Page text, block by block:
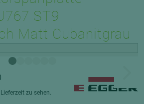
ST9
Matt Cubanitgrau
zu sehen.